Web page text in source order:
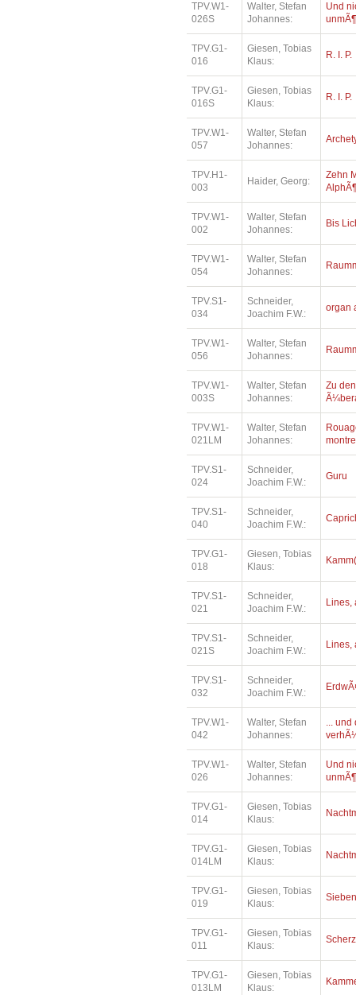
TPV.W1-
026S
Walter, Stefan
Johannes:
Und
TPV.G1-
016
Giesen, Tobias
Klaus:
R. I. P.
TPV.G1-
016S
Giesen, Tobias
Klaus:
R. I. P.
TPV.W1-
057
Walter, Stefan
Johannes:
TPV.H1-
003
Haider, Georg:
Zehn
TPV.W1-
002
Walter, Stefan
Johannes:
Bis
TPV.W1-
054
Walter, Stefan
Johannes:
TPV.S1-
034
Schneider,
Joachim F.W.:
organ
TPV.W1-
056
Walter, Stefan
Johannes:
TPV.W1-
003S
Walter, Stefan
Johannes:
Zu
TPV.W1-
021LM
Walter, Stefan
Johannes:
montre
TPV.S1-
024
Schneider,
Joachim F.W.:
Guru
TPV.S1-
040
Schneider,
Joachim F.W.:
TPV.G1-
018
Giesen, Tobias
Klaus:
TPV.S1-
021
Schneider,
Joachim F.W.:
Lines,
TPV.S1-
021S
Schneider,
Joachim F.W.:
Lines,
TPV.S1-
032
Schneider,
Joachim F.W.:
TPV.W1-
042
Walter, Stefan
Johannes:
... und
TPV.W1-
026
Walter, Stefan
Johannes:
Und
TPV.G1-
014
Giesen, Tobias
Klaus:
TPV.G1-
014LM
Giesen, Tobias
Klaus:
TPV.G1-
019
Giesen, Tobias
Klaus:
TPV.G1-
011
Giesen, Tobias
Klaus:
TPV.G1-
013LM
Giesen, Tobias
Klaus: